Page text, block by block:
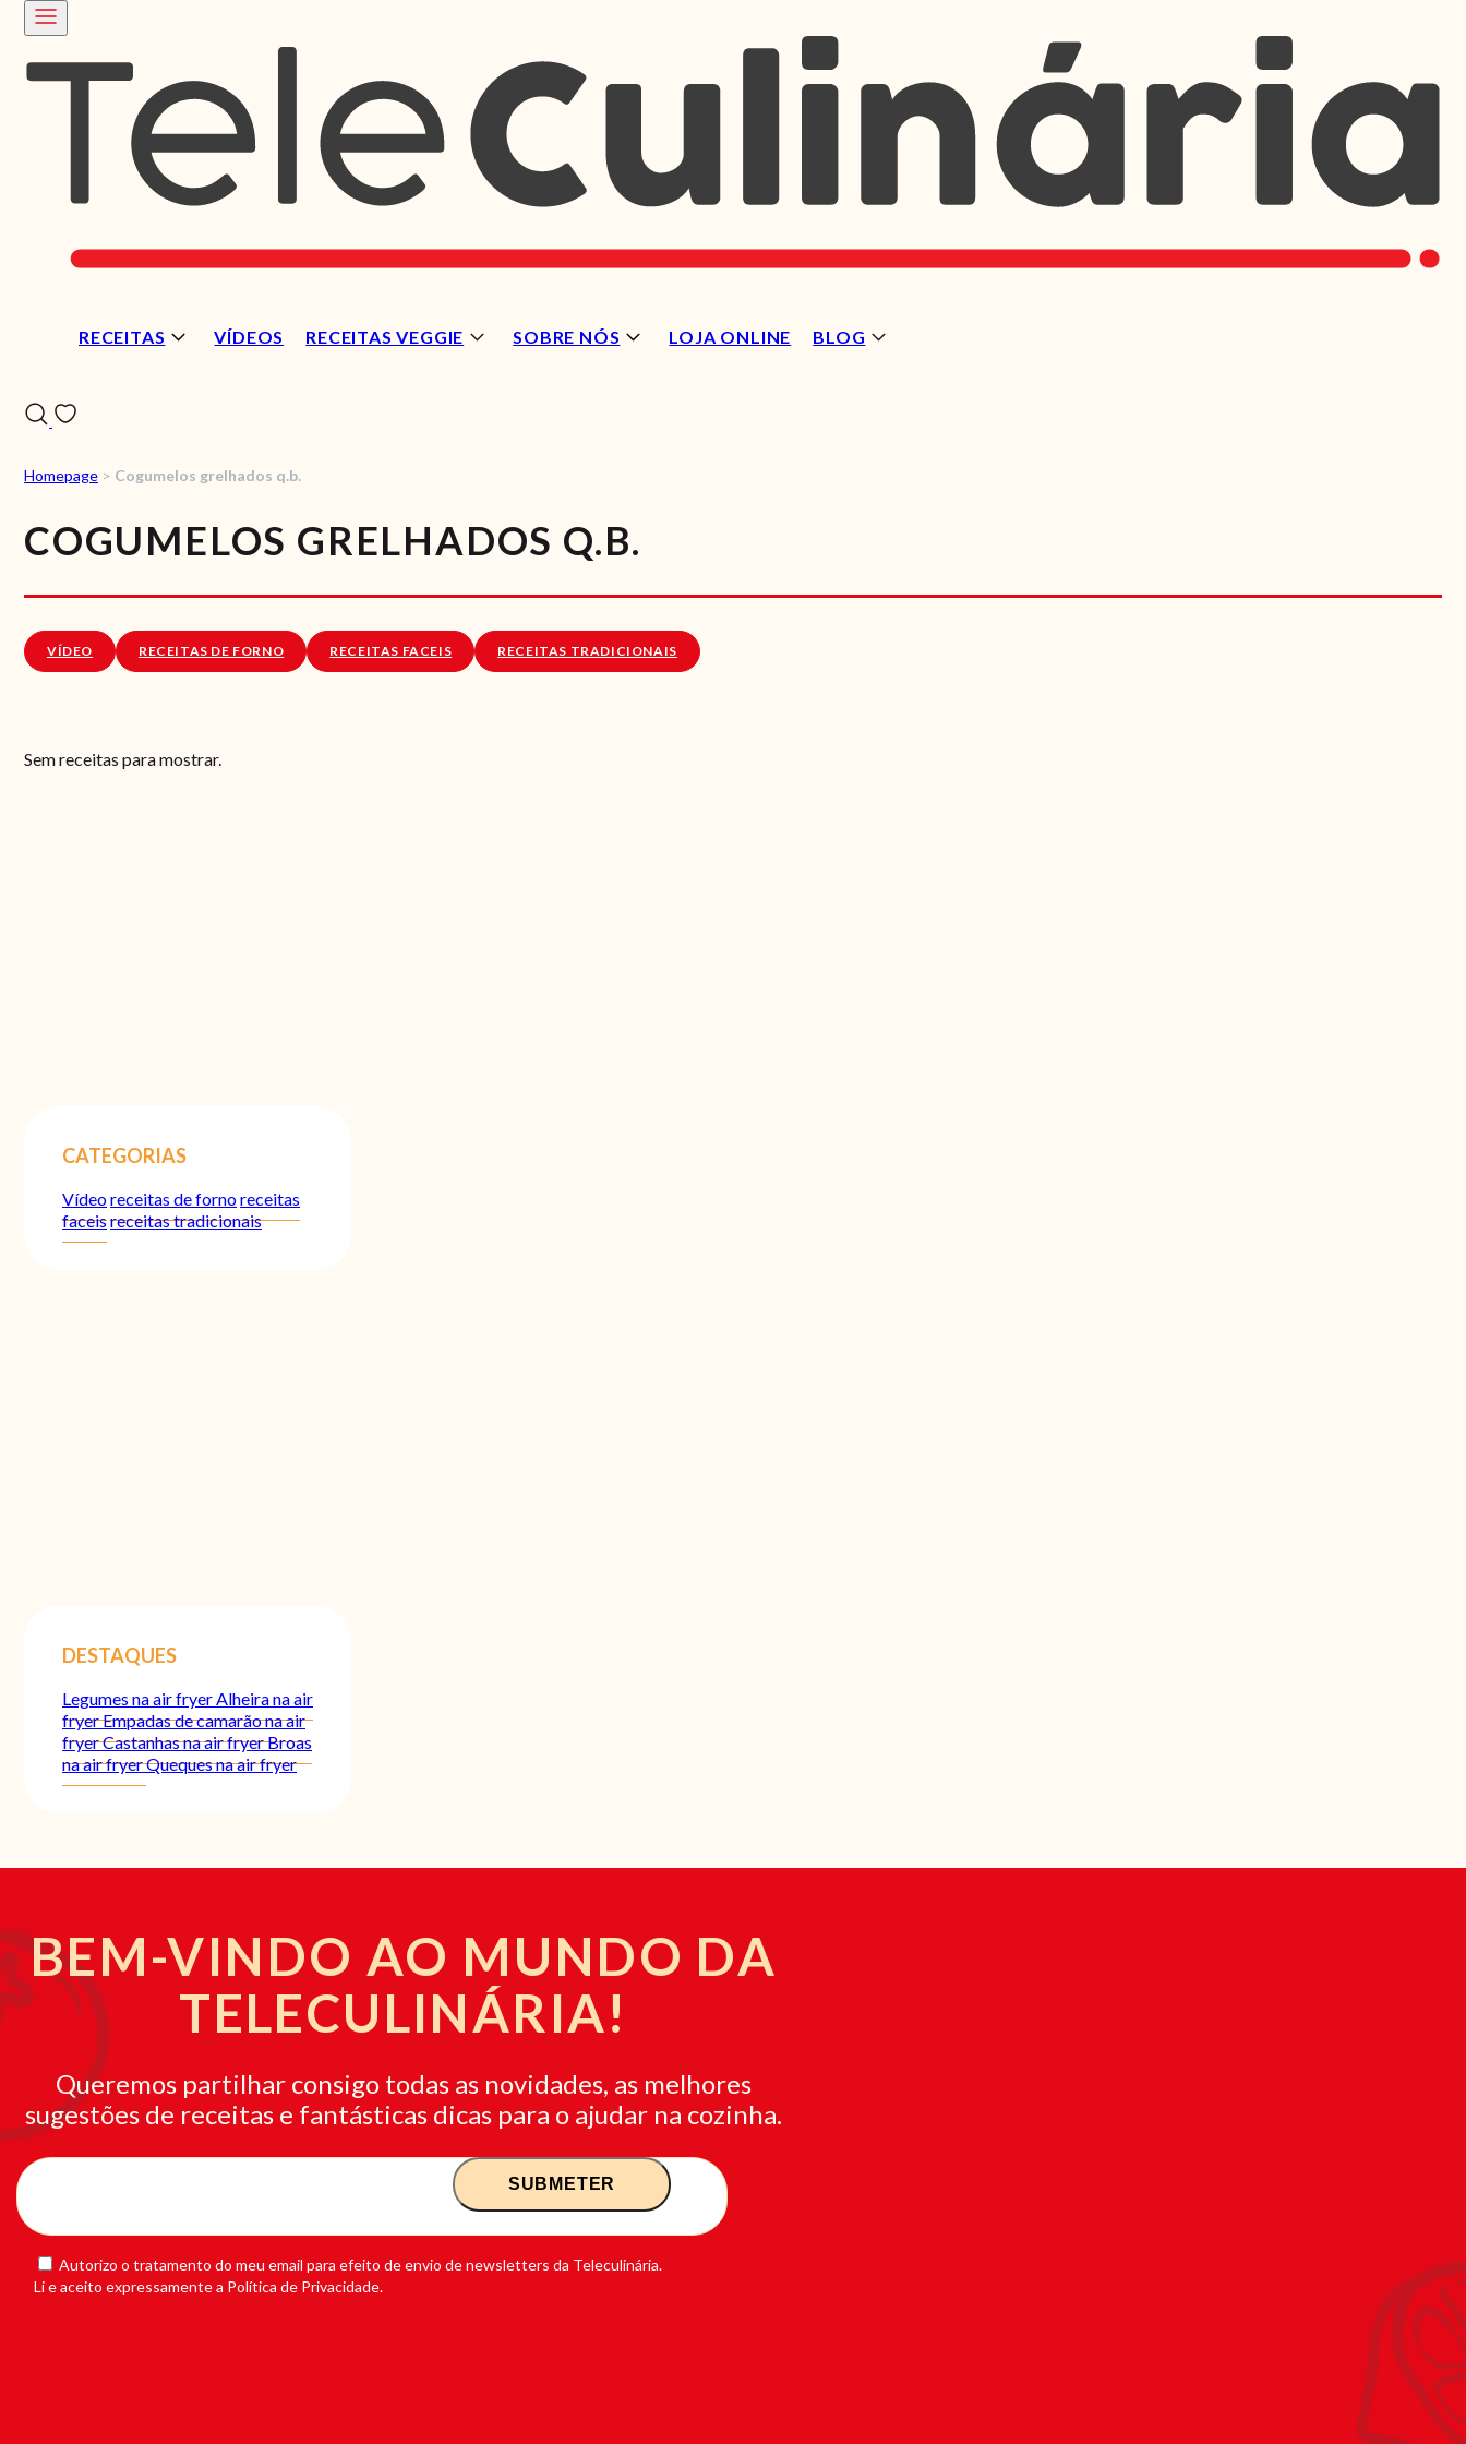
RECEITAS VÍDEOS RECEITAS VEGGIE SOBRE NÓS LOJA ONLINE BLOG
Homepage > Cogumelos grelhados q.b.
COGUMELOS GRELHADOS Q.B.
VÍDEO RECEITAS DE FORNO RECEITAS FACEIS RECEITAS TRADICIONAIS
Sem receitas para mostrar.
CATEGORIAS
Vídeoreceitas de fornoreceitas
faceisreceitas tradicionais
DESTAQUES
Legumes na air fryerAlheira na air
fryerEmpadas de camarão na air
fryerCastanhas na air fryerBroas
na air fryerQueques na air fryer
BEM-VINDO AO MUNDO DA
TELECULINÁRIA!
Queremos partilhar consigo todas as novidades, as melhores
sugestões de receitas e fantásticas dicas para o ajudar na cozinha.
Autorizo o tratamento do meu email para efeito de envio de newsletters da Teleculinária.
Li e aceito expressamente a Política de Privacidade.